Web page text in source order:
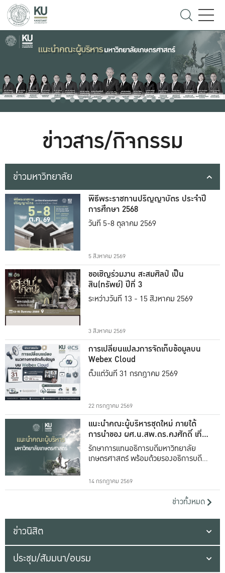
ข่าวสาร/กิจกรรม
ข่าวมหาวิทยาลัย
พิธีพระราชทานปริญญาบัตร ประจำปี
การศึกษา 2568
วันที่ 5-8 ตุลาคม 2569
5 สิงหาคม 2569
ขอเชิญร่วมงาน สะสมศิลป์ เป็น
สิน(ทรัพย์) ปีที่ 3
ระหว่างวันที่ 13 - 15 สิงหาคม 2569
3 สิงหาคม 2569
การเปลี่ยนแปลงการจัดเก็บข้อมูลบน
Webex Cloud
ตั้งแต่วันที่ 31 กรกฎาคม 2569
22 กรกฎาคม 2569
แนะนำคณะผู้บริหารชุดใหม่ ภายใต้
การนำของ ผศ.น.สพ.ดร.คงศักดิ์ เที่ยง
ธรรม
รักษาการแทนอธิการบดีมหาวิทยาลัย
เกษตรศาสตร์ พร้อมด้วยรองอธิการบดีทั้ง
14 กรกฎาคม 2569
ข่าวทั้งหมด
ข่าวนิสิต
ประชุม/สัมมนา/อบรม